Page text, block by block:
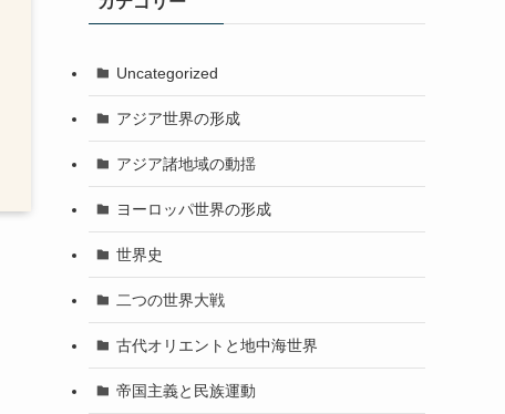
Uncategorized
アジア世界の形成
アジア諸地域の動揺
ヨーロッパ世界の形成
世界史
二つの世界大戦
古代オリエントと地中海世界
帝国主義と民族運動